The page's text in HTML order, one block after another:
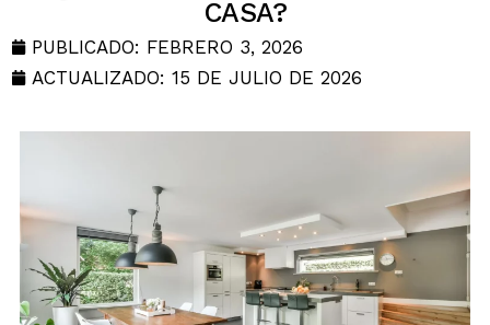
ESTUDIO
SERVICIOS
BLOG
CASA?
PUBLICADO: FEBRERO 3, 2026
ACTUALIZADO: 15 DE JULIO DE 2026